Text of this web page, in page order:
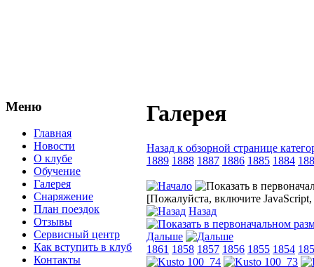
Меню
Главная
Новости
О клубе
Обучение
Галерея
Снаряжение
План поездок
Отзывы
Сервисный центр
Как вступить в клуб
Контакты
Галерея
Назад к обзорной странице
1889 1888 1887 1886 1885 1884
[Пожалуйста, включите
Назад
Дальше
1861 1858 1857 1856 1855 1854